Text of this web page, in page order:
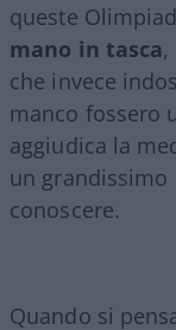
queste
mano in tasca,
che invece
manco fossero
aggiudica la
un
conoscere.
Quando si